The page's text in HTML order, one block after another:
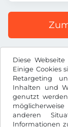
Diese
Einige Cookies
Retargeting
Inhalten und
genutzt
anderen
Informationen
Alle Preise inkl.
FtHUF